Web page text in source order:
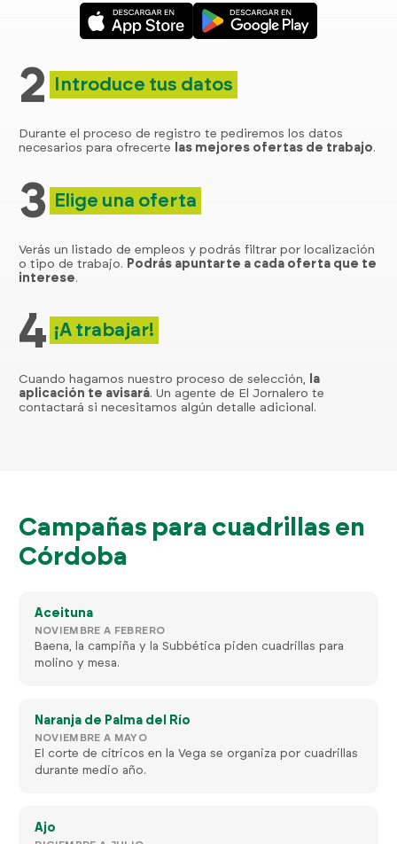
2 Introduce tus datos
Durante el proceso de registro te pediremos los datos
necesarios para ofrecerte
las mejores ofertas de trabajo.
3 Elige una oferta
Verás un listado de empleos y podrás filtrar por localización
o tipo de trabajo. Podrás apuntarte a cada oferta que te
interese.
4 ¡A trabajar!
Cuando hagamos nuestro proceso de selección,
la
aplicación te avisará. Un agente de El Jornalero te
contactará si necesitamos algún detalle adicional.
Campañas para cuadrillas en
Córdoba
Aceituna
NOVIEMBRE A FEBRERO
Baena, la campiña y la Subbética piden cuadrillas para
molino y mesa.
Naranja de Palma del Río
NOVIEMBRE A MAYO
El corte de cítricos en la Vega se organiza por cuadrillas
durante medio año.
Ajo